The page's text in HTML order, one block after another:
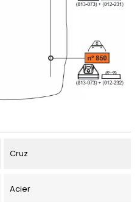
Cruz
Acier